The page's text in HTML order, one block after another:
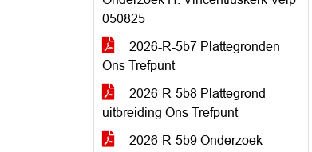
050825
2026-R-5b7 Plattegronden
Ons Trefpunt
2026-R-5b8 Plattegrond
uitbreiding Ons Trefpunt
2026-R-5b9 Onderzoek